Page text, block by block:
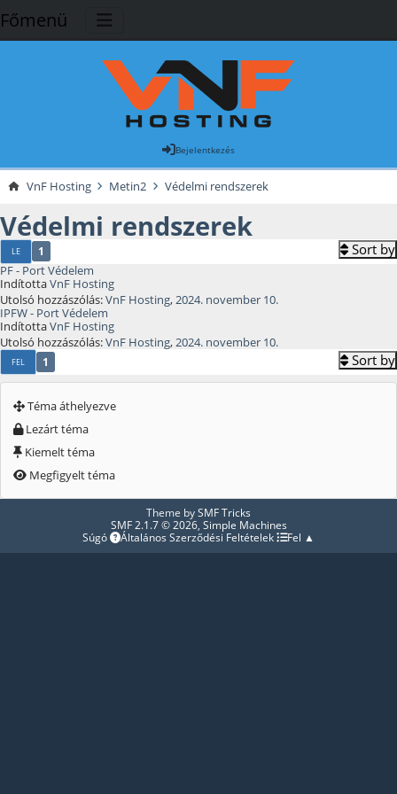
Főmenü
Bejelentkezés
VnF Hosting Metin2 Védelmi rendszerek
Védelmi rendszerek
LE 1 Sort by
PF - Port Védelem
IndítottaVnF Hosting
Utolsó hozzászólás:VnF Hosting,2024. november 10.
IPFW - Port Védelem
IndítottaVnF Hosting
Utolsó hozzászólás:VnF Hosting,2024. november 10.
FEL 1 Sort by
Téma áthelyezve
Lezárt téma
Kiemelt téma
Megfigyelt téma
Theme bySMF Tricks
SMF 2.1.7 © 2026, Simple Machines
Súgó
Általános Szerződési Feltételek Fel ▲